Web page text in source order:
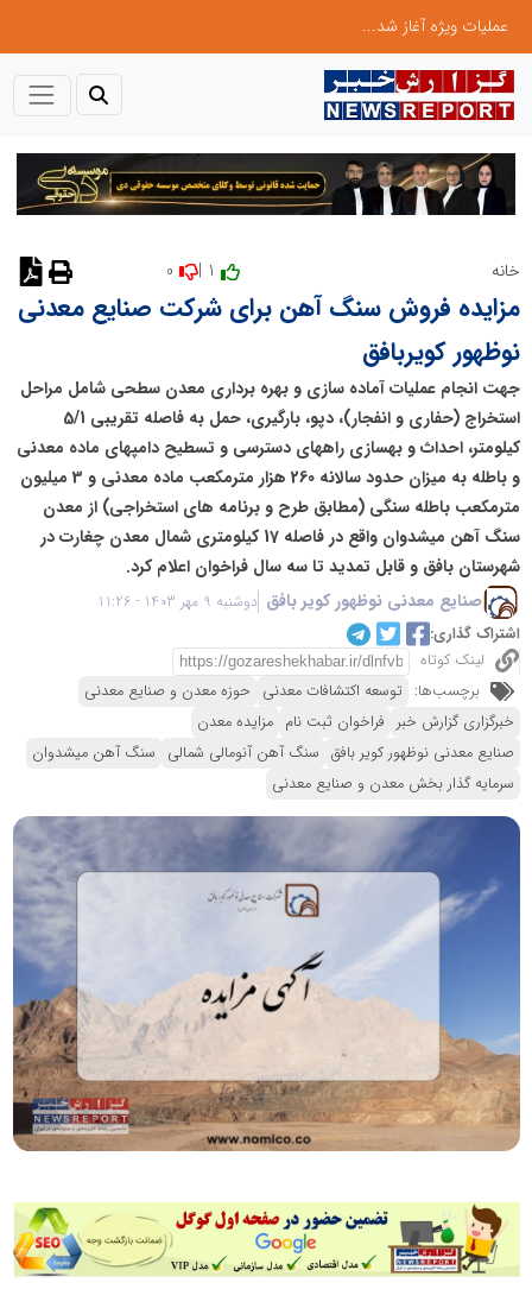
عملیات ویژه آغاز شد...
خانه
مزایده فروش سنگ آهن برای شرکت صنایع معدنی
نوظهور کویربافق
جهت انجام عملیات آماده سازی و بهره برداری معدن سطحی شامل مراحل
استخراج (حفاری و انفجار)، دپو، بارگیری، حمل به فاصله تقریبی 5/1
کیلومتر، احداث و بهسازی راه­های دسترسی و تسطیح دامپ­های ماده معدنی
و باطله به میزان حدود سالانه 260 هزار مترمکعب ماده معدنی و 3 میلیون
مترمکعب باطله سنگی (مطابق طرح و برنامه های استخراجی) از معدن
سنگ آهن میشدوان واقع در فاصله 17 کیلومتری شمال معدن چغارت در
شهرستان بافق و قابل تمدید تا سه سال فراخوان اعلام کرد.
صنایع معدنی نوظهور کویر بافق دوشنبه 9 مهر 1403 - 11:26
اشتراک گذاری:
لینک کوتاه
برچسب‌ها: توسعه اکتشافات معدنی حوزه معدن و صنایع معدنی
خبرگزاری گزارش خبر فراخوان ثبت نام مزایده معدن
صنایع معدنی نوظهور کویر بافق سنگ آهن آنومالی شمالی سنگ آهن میشدوان
سرمایه گذار بخش معدن و صنایع معدنی